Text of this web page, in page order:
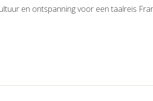
en ontspanning voor een taalreis